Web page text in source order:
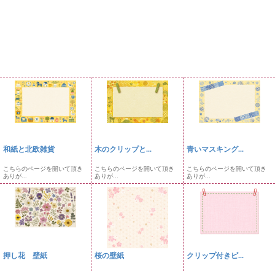
和紙と北欧雑貨
こちらのページを開いて頂き
ありが...
木のクリップと...
こちらのページを開いて頂き
ありが...
青いマスキング...
こちらのページを開いて頂き
ありが...
押し花 壁紙 桜の壁紙 クリップ付きピ...